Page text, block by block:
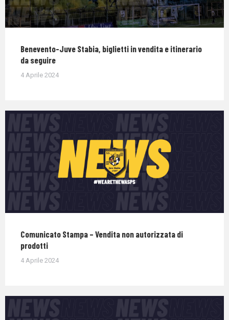
Benevento-Juve Stabia, biglietti in vendita e itinerario
da seguire
4 Aprile 2024
Comunicato Stampa – Vendita non autorizzata di
prodotti
4 Aprile 2024